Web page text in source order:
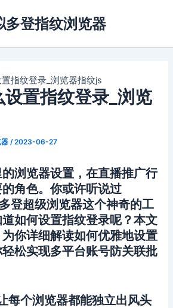
登指纹浏览器
指纹登录_浏览器指纹js
置指纹登录_浏览
/2023-06-27
浏览器设置，在直播推广行
角色。你或许听说过
登超级浏览器这个神奇的工
如何设置指纹登录呢？本文
你详细解读如何优雅地设置
松实现多平台账号防关联批
每个浏览器都能独立出风头